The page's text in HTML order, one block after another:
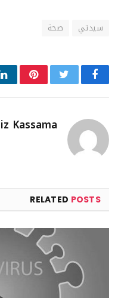
سيدتي صحة
Facebook
Twitter
Kassama
RELATED POSTS